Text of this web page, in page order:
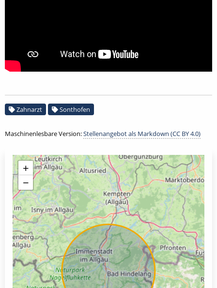
Zahnarzt Sonthofen
Maschinenlesbare Version:Stellenangebot als Markdown (CC BY 4.0)
+
−